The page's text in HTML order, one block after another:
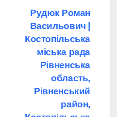
Рудюк Роман
Васильович |
Костопільська
міська рада
Рівненська
область,
Рівненський
район,